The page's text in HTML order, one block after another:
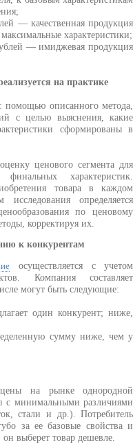
— качественная продукция
характеристики;
— имиджевая продукция
на практике
помощью описанного метода,
с целью выяснения, какие
сформированы в
ценового сегмента для
характеристик.
товара в каждом
определяется
по ценовому
корректируя их.
к конкурентам
осуществляется с учетом
Компания составляет
могут быть следующие:
один конкурент; ниже,
сумму ниже, чем у
цены на рынке однородной
с минимальными различиями
стали и др.). Потребитель
за ее базовые свойства и
выберет товар дешевле.